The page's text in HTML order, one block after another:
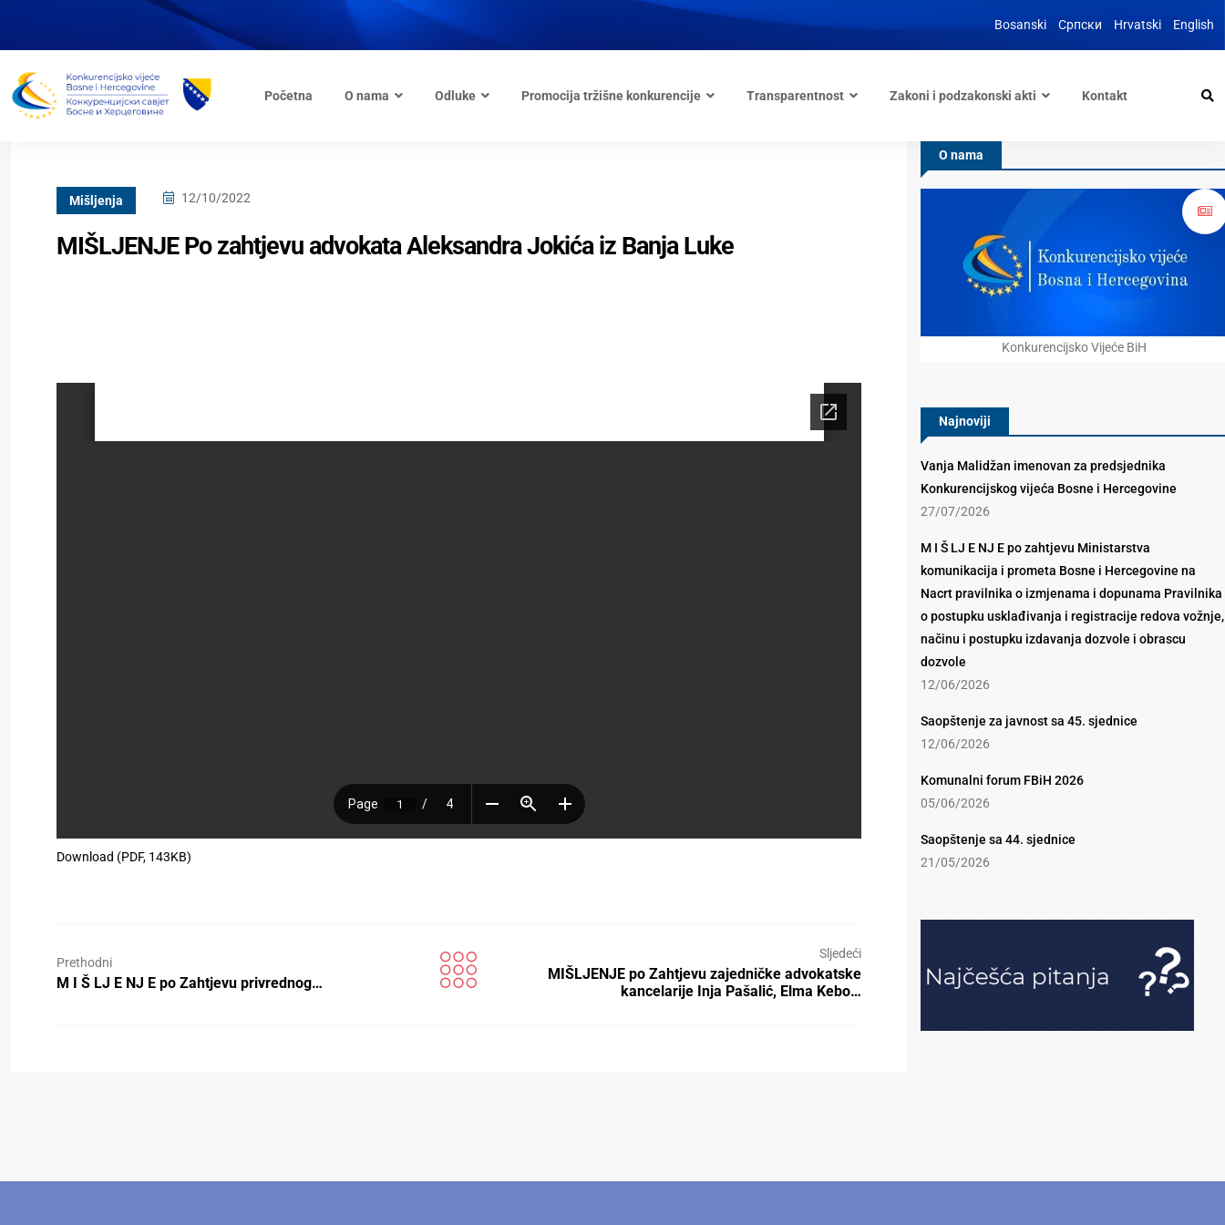
Bosanski Српски Hrvatski English
Početna O nama Odluke Promocija tržišne konkurencije Transparentnost Zakoni i podzakonski akti Kontakt
Mišljenja 12/10/2022
MIŠLJENJE Po zahtjevu advokata Aleksandra Jokića iz Banja Luke
Download (PDF, 143KB)
Prethodni
M I Š LJ E NJ E po Zahtjevu privrednog…
Sljedeći
MIŠLJENJE po Zahtjevu zajedničke advokatske
kancelarije Inja Pašalić, Elma Kebo…
O nama
Konkurencijsko Vijeće BiH
Najnoviji
Vanja Malidžan imenovan za predsjednika
Konkurencijskog vijeća Bosne i Hercegovine
27/07/2026
M I Š LJ E NJ E po zahtjevu Ministarstva
komunikacija i prometa Bosne i Hercegovine na
Nacrt pravilnika o izmjenama i dopunama Pravilnika
o postupku usklađivanja i registracije redova vožnje,
načinu i postupku izdavanja dozvole i obrascu
dozvole
12/06/2026
Saopštenje za javnost sa 45. sjednice
12/06/2026
Komunalni forum FBiH 2026
05/06/2026
Saopštenje sa 44. sjednice
21/05/2026